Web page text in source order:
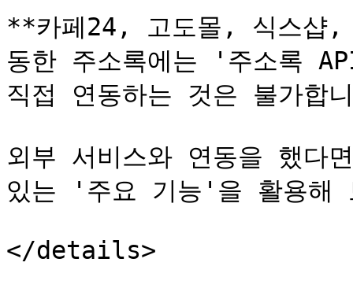
**카페24, 고도몰, 식스샵,
동한 주소록에는 '주소록
직접 연동하는 것은 불가합
외부 서비스와 연동을 했다
있는 '주요 기능'을 활용해
</details>